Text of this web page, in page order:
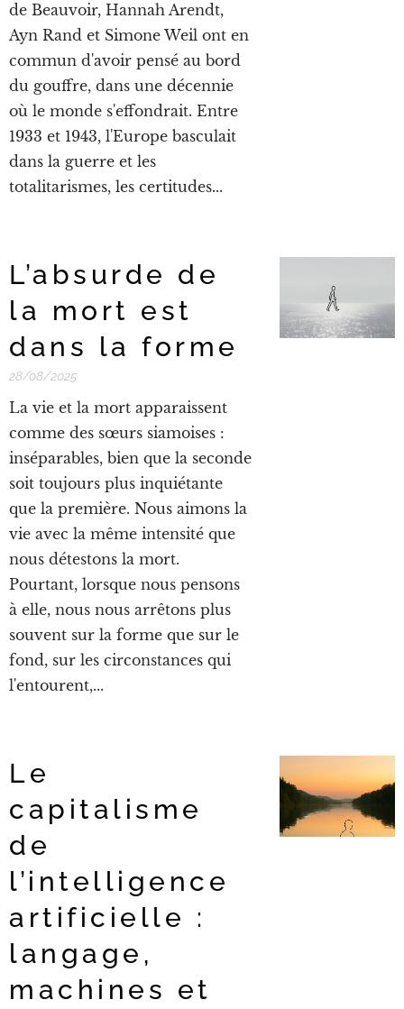
de Beauvoir, Hannah Arendt,
Ayn Rand et Simone Weil ont en
commun d'avoir pensé au bord
du gouffre, dans une décennie
où le monde s'effondrait. Entre
1933 et 1943, l'Europe basculait
dans la guerre et les
totalitarismes, les certitudes...
L’absurde de
la mort est
dans la forme
28/08/2025
La vie et la mort apparaissent
comme des sœurs siamoises :
inséparables, bien que la seconde
soit toujours plus inquiétante
que la première. Nous aimons la
vie avec la même intensité que
nous détestons la mort.
Pourtant, lorsque nous pensons
à elle, nous nous arrêtons plus
souvent sur la forme que sur le
fond, sur les circonstances qui
l'entourent,...
Le
capitalisme
de
l’intelligence
artificielle :
langage,
machines et